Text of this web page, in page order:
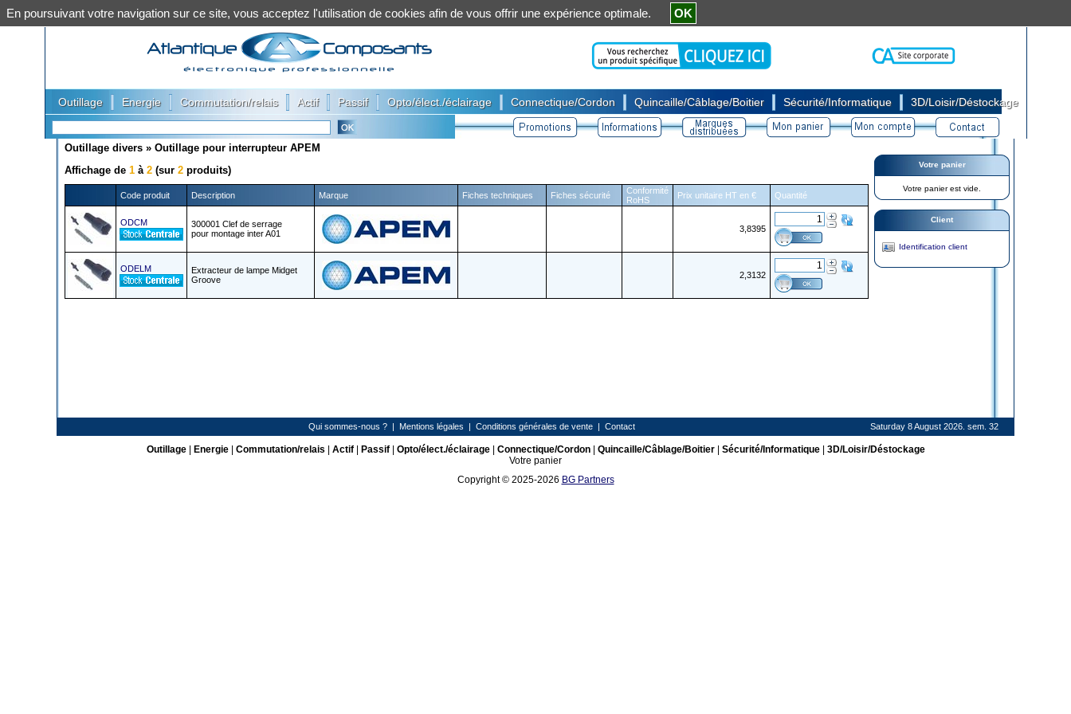
Outillage Energie Commutation/relais Actif Passif Opto/élect./éclairage Connectique/Cordon Quincaille/Câblage/Boitier Sécurité/Informatique 3D/Loisir/Déstockage
Outillage divers » Outillage pour interrupteur APEM
Affichage de 1 à 2 (sur 2 produits)
Code produit Description Marque Fiches techniques Fiches sécurité
Conformité
RoHS
Prix unitaire HT en € Quantité
ODCM
300001 Clef de serrage
pour montage inter A01
3,8395
ODELM
Extracteur de lampe Midget
Groove
2,3132
Votre panier
Votre panier est vide.
Client
Identification client
Qui sommes-nous ?| Mentions légales | Conditions générales de vente| Contact Saturday 8 August 2026. sem. 32
Outillage| Energie| Commutation/relais Actif| Passif| Opto/élect./éclairage| Connectique/Cordon| Quincaille/Câblage/Boitier| Sécurité/Informatique| 3D/Loisir/Déstockage
Votre panier
Copyright © 2025-2026 BG Partners
En poursuivant votre navigation sur ce site, vous acceptez l'utilisation de cookies afin de vous offrir une expérience optimale. OK